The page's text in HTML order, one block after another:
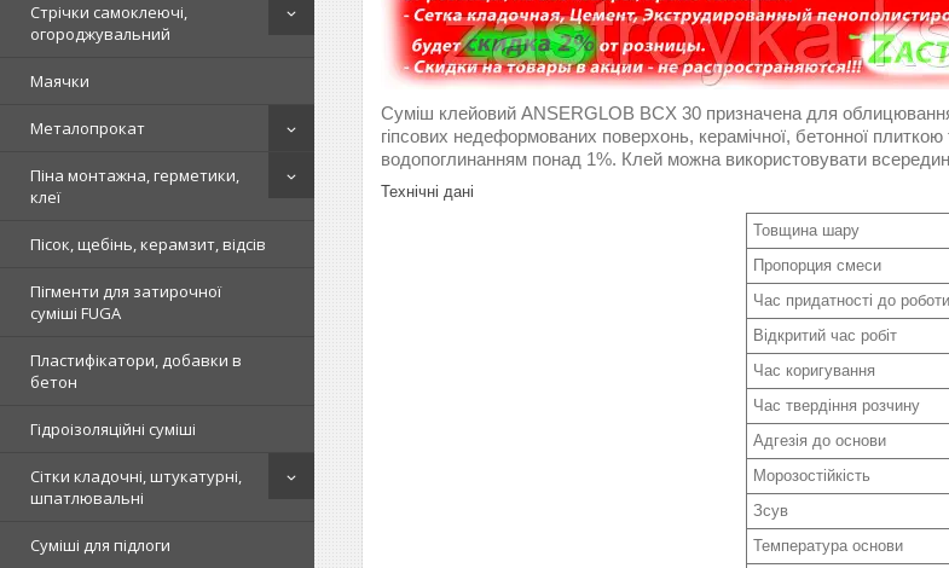
Стрічки самоклеючі,
огороджувальний
Маячки
Металопрокат
Піна монтажна, герметики,
клеї
Пісок, щебінь, керамзит, відсів
Пігменти для затирочної
суміші FUGA
Пластифікатори, добавки в
бетон
Гідроізоляційні суміші
Сітки кладочні, штукатурні,
шпатлювальні
Суміші для підлоги
Суміш клейовий ANSERGLOB BCX 30 призначена для
гіпсових недеформованих поверхонь, керамічної, бетонної
водопоглинанням понад 1%. Клей можна використовувати
Технічні дані
Товщина шару
Пропорция смеси
Час придатності до роботи
Відкритий час робіт
Час коригування
Час твердіння розчину
Адгезія до основи
Морозостійкість
Зсув
Температура основи